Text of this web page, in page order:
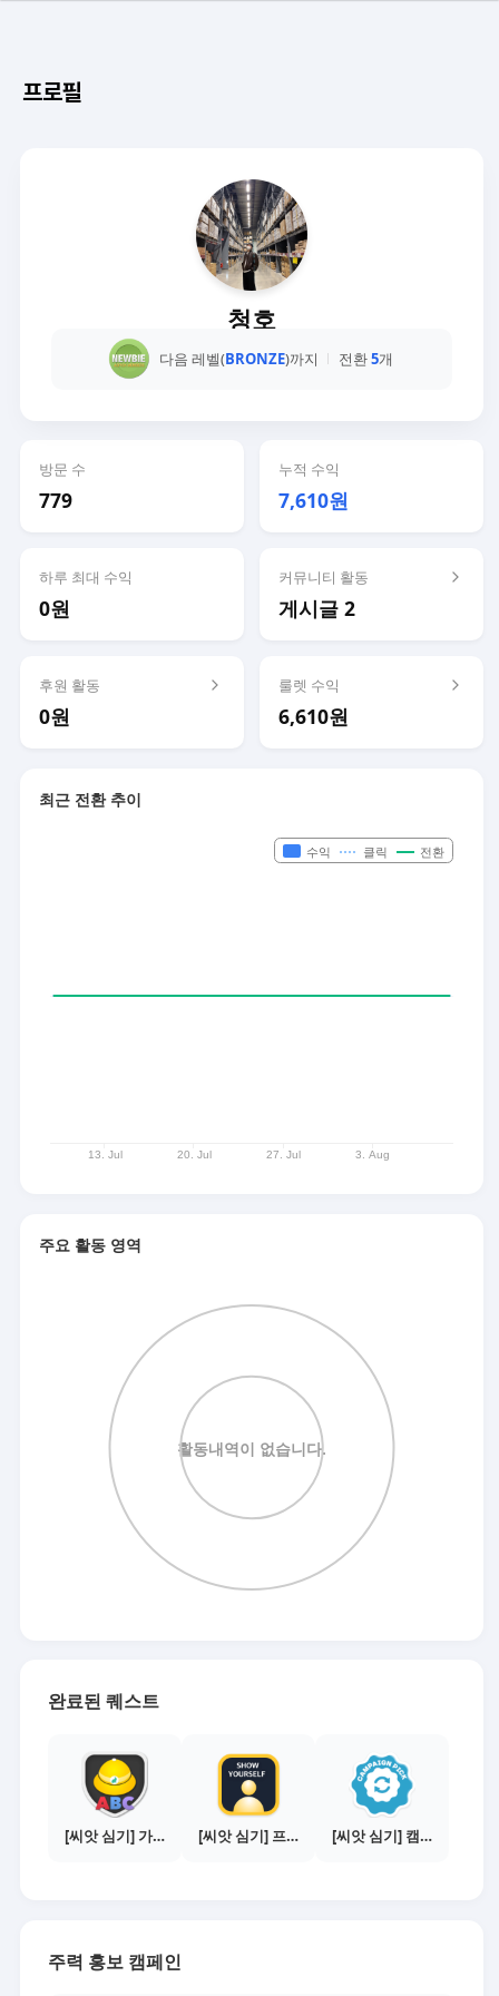
프로필
청호
다음 레벨(BRONZE)까지 전환5개
방문 수
779
누적 수익
7,610원
하루 최대 수익
0원
커뮤니티 활동
게시글 2
후원 활동
0원
룰렛 수익
6,610원
최근 전환 추이
주요 활동 영역
완료된 퀘스트
[씨앗 심기] 가이드보기 - 매체별 활동 가이드 [씨앗 심기] 프로필 사진 등록하기 [씨앗 심기] 캠페인 선택하기 - PICK 1개
주력 홍보 캠페인